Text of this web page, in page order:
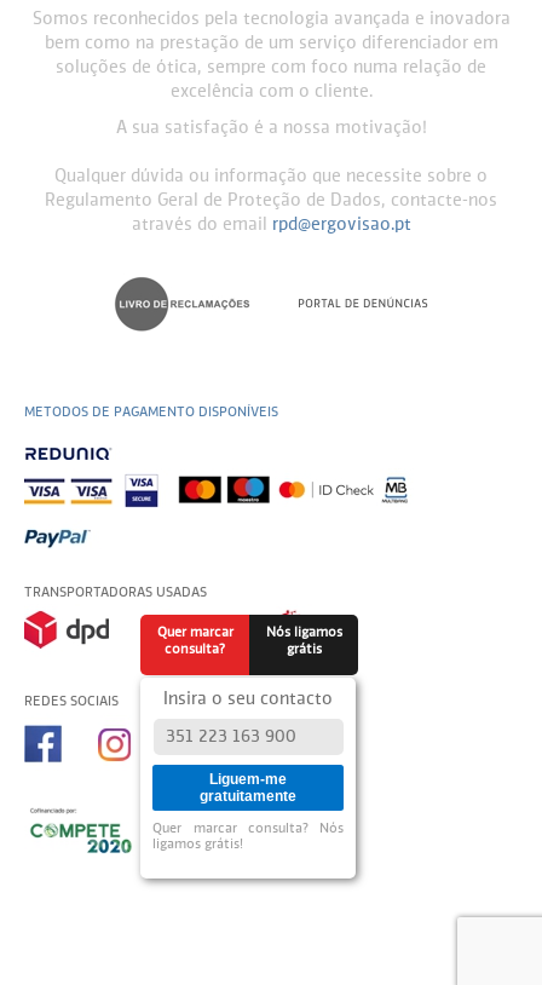
Somos reconhecidos pela tecnologia avançada e inovadora
bem como na prestação de um serviço diferenciador em
soluções de ótica, sempre com foco numa relação de
excelência com o cliente.
A sua satisfação é a nossa motivação!
Qualquer dúvida ou informação que necessite sobre o
Regulamento Geral de Proteção de Dados, contacte-nos
através do email
rpd@ergovisao.pt
METODOS DE PAGAMENTO DISPONÍVEIS
TRANSPORTADORAS USADAS
REDES SOCIAIS
Quer marcar
consulta?
Nós ligamos
grátis
Insira o seu contacto
Liguem-me
gratuitamente
Quer marcar consulta? Nós
ligamos grátis!